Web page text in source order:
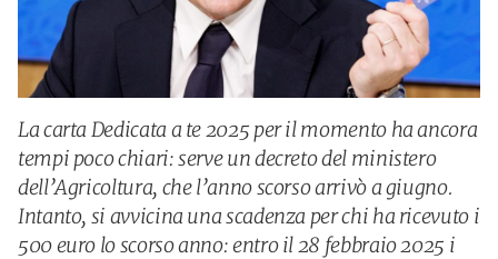
La carta Dedicata a te 2025 per il momento ha ancora
tempi poco chiari: serve un decreto del ministero
dell’Agricoltura, che l’anno scorso arrivò a giugno.
Intanto, si avvicina una scadenza per chi ha ricevuto i
500 euro lo scorso anno: entro il 28 febbraio 2025 i